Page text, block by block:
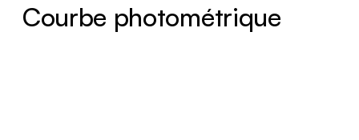
Courbe photométrique